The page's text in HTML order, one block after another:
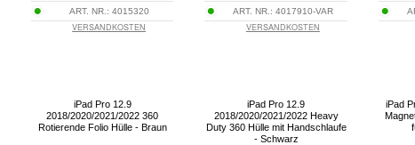
ART. NR.: 4015320
VERSANDKOSTEN
ART. NR.: 4017910-VAR
VERSANDKOSTEN
iPad Pro 12.9
2018/2020/2021/2022 360
Rotierende Folio Hülle - Braun
iPad Pro 12.9
2018/2020/2021/2022 Heavy
Duty 360 Hülle mit Handschlaufe
- Schwarz
iPad